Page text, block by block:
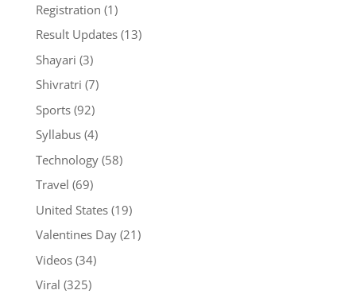
Registration (1)
Result Updates(13)
Shayari (3)
Shivratri (7)
Sports(92)
Syllabus(4)
Technology(58)
Travel (69)
United States(19)
Valentines Day(21)
Videos(34)
Viral (325)